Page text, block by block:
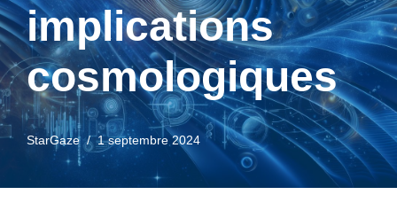
implications
cosmologiques
StarGaze 1 septembre 2024